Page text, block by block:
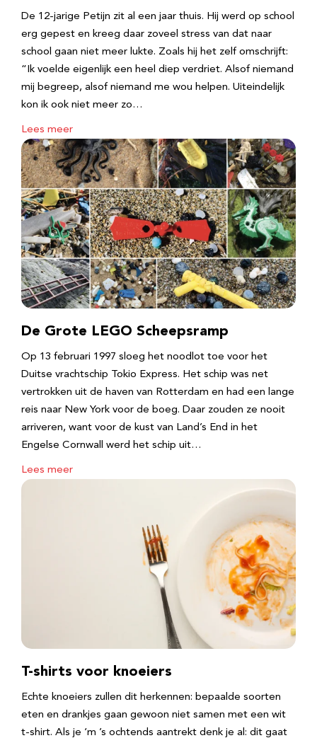
De 12-jarige Petijn zit al een jaar thuis. Hij werd op school
erg gepest en kreeg daar zoveel stress van dat naar
school gaan niet meer lukte. Zoals hij het zelf omschrijft:
“Ik voelde eigenlijk een heel diep verdriet. Alsof niemand
mij begreep, alsof niemand me wou helpen. Uiteindelijk
kon ik ook niet meer zo…
Lees meer
De Grote LEGO Scheepsramp
Op 13 februari 1997 sloeg het noodlot toe voor het
Duitse vrachtschip Tokio Express. Het schip was net
vertrokken uit de haven van Rotterdam en had een lange
reis naar New York voor de boeg. Daar zouden ze nooit
arriveren, want voor de kust van Land’s End in het
Engelse Cornwall werd het schip uit…
Lees meer
T-shirts voor knoeiers
Echte knoeiers zullen dit herkennen: bepaalde soorten
eten en drankjes gaan gewoon niet samen met een wit
t-shirt. Als je ‘m ’s ochtends aantrekt denk je al: dit gaat